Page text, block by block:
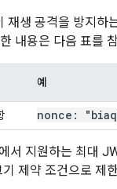
재생 공격을 방지하
내용은 다음 표를
예
nonce:
서 지원하는 최대
제약 조건으로 제